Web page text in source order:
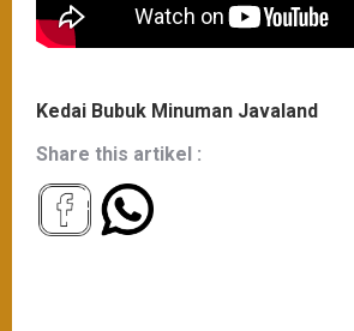
Kedai Bubuk Minuman Javaland
Share this artikel :